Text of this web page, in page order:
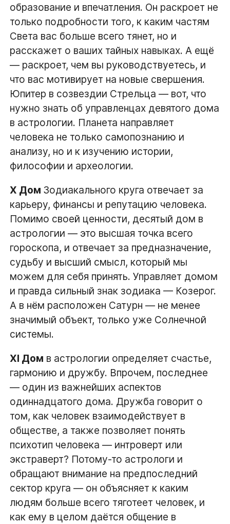
образование и впечатления. Он раскроет не
только подробности того, к каким частям
Света вас больше всего тянет, но и
расскажет о ваших тайных навыках. А ещё
— раскроет, чем вы руководствуетесь, и
что вас мотивирует на новые свершения.
Юпитер в созвездии Стрельца — вот, что
нужно знать об управленцах девятого дома
в астрологии. Планета направляет
человека не только самопознанию и
анализу, но и к изучению истории,
философии и археологии.
X Дом Зодиакального круга отвечает за
карьеру, финансы и репутацию человека.
Помимо своей ценности, десятый дом в
астрологии — это высшая точка всего
гороскопа, и отвечает за предназначение,
судьбу и высший смысл, который мы
можем для себя принять. Управляет домом
и правда сильный знак зодиака — Козерог.
А в нём расположен Сатурн — не менее
значимый объект, только уже Солнечной
системы.
XI Дом в астрологии определяет счастье,
гармонию и дружбу. Впрочем, последнее
— один из важнейших аспектов
одиннадцатого дома. Дружба говорит о
том, как человек взаимодействует в
обществе, а также позволяет понять
психотип человека — интроверт или
экстраверт? Потому-то астрологи и
обращают внимание на предпоследний
сектор круга — он объясняет к каким
людям больше всего тяготеет человек, и
как ему в целом даётся общение в